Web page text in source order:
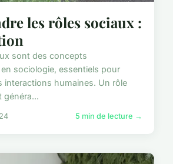
les rôles sociaux :
sont des concepts
sociologie, essentiels pour
interactions humaines. Un rôle
généra...
5 min de lecture →